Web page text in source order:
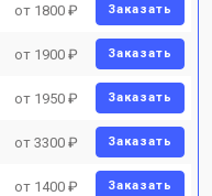
от 1800 ₽ Заказать
от 1900 ₽ Заказать
от 1950 ₽ Заказать
от 3300 ₽ Заказать
от 1400 ₽ Заказать